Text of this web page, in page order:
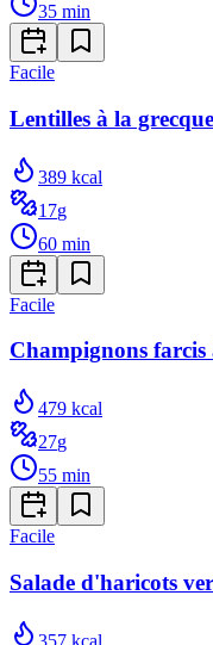
35 min
Facile
Lentilles à la
389 kcal
17g
60 min
Facile
Champignons farcis
479 kcal
27g
55 min
Facile
Salade d'haricots
357 kcal